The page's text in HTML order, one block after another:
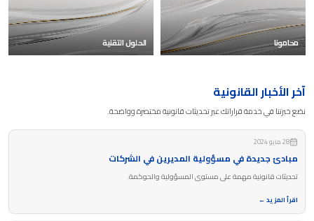
محامونا الحلول التقنية
آخر الأخبار القانونية
نضع خبرتنا في خدمة قراراتك عبر تحديثات قانونية مختصرة وواضحة.
28 مايو 2024
مبادئ جديدة في مسؤولية المديرين في الشركات
تحديثات قانونية مهمة على مستوى المسؤولية والحوكمة.
اقرأ المزيد ←